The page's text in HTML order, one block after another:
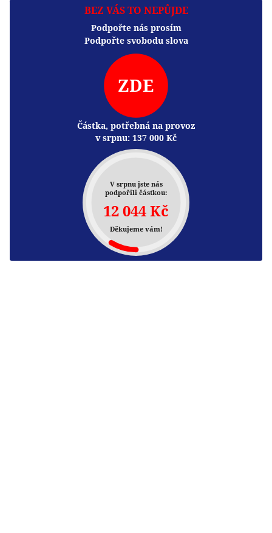
BEZ VÁS TO NEPŮJDE
Podpořte nás prosím
Podpořte svobodu slova
ZDE
Částka, potřebná na provoz
v srpnu: 137 000 Kč
V srpnu jste nás
podpořili částkou:
12 044 Kč
Děkujeme vám!